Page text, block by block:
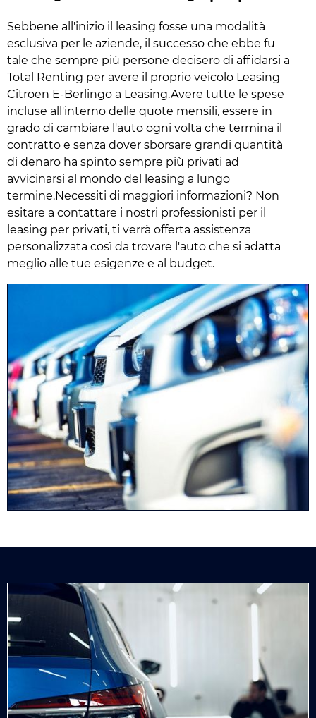
Sebbene all'inizio il leasing fosse una modalità
esclusiva per le aziende, il successo che ebbe fu
tale che sempre più persone decisero di affidarsi a
Total Renting per avere il proprio veicolo Leasing
Citroen E-Berlingo a Leasing.Avere tutte le spese
incluse all'interno delle quote mensili, essere in
grado di cambiare l'auto ogni volta che termina il
contratto e senza dover sborsare grandi quantità
di denaro ha spinto sempre più privati ad
avvicinarsi al mondo del leasing a lungo
termine.Necessiti di maggiori informazioni? Non
esitare a contattare i nostri professionisti per il
leasing per privati, ti verrà offerta assistenza
personalizzata così da trovare l'auto che si adatta
meglio alle tue esigenze e al budget.